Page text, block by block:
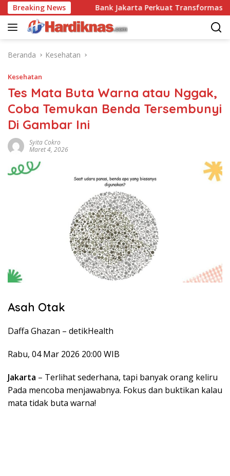
Langsung
ke
konten
Breaking News
Disrupsi Bank Jakarta Perkuat Transformasi Digital
Beranda Kesehatan
Kesehatan
Tes Mata Buta Warna atau Nggak,
Coba Temukan Benda Tersembunyi
Di Gambar Ini
Syita Cokro
Maret 4, 2026
Asah Otak
Daffa Ghazan – detikHealth
Rabu, 04 Mar 2026 20:00 WIB
Jakarta – Terlihat sederhana, tapi banyak orang keliru
Pada mencoba menjawabnya. Fokus dan buktikan kalau
mata tidak buta warna!